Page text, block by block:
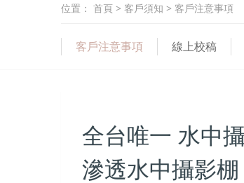
位置： 首頁 > 客戶須知 > 客戶注意事項
客戶注意事項 線上校稿
全台唯一 水中
滲透水中攝影棚